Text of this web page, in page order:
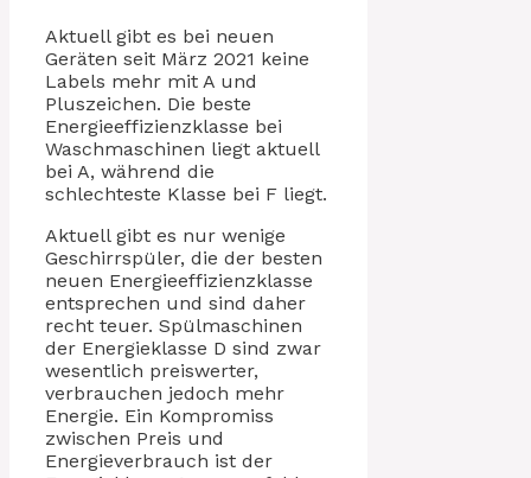
Aktuell gibt es bei neuen
Geräten seit März 2021 keine
Labels mehr mit A und
Pluszeichen. Die beste
Energieeffizienzklasse bei
Waschmaschinen liegt aktuell
bei A, während die
schlechteste Klasse bei F liegt.
Aktuell gibt es nur wenige
Geschirrspüler, die der besten
neuen Energieeffizienzklasse
entsprechen und sind daher
recht teuer. Spülmaschinen
der Energieklasse D sind zwar
wesentlich preiswerter,
verbrauchen jedoch mehr
Energie. Ein Kompromiss
zwischen Preis und
Energieverbrauch ist der